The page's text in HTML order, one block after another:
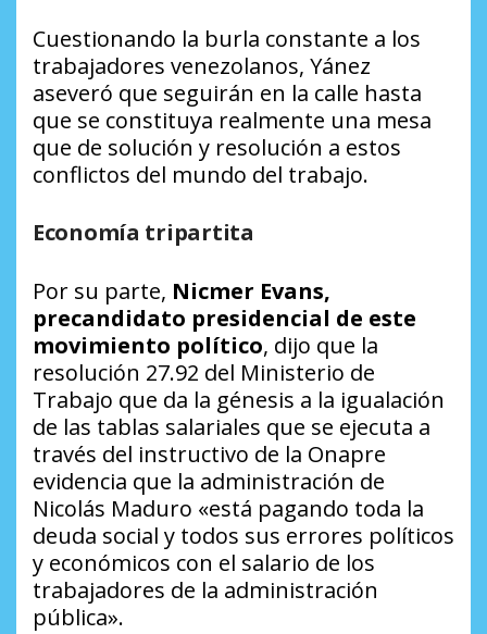
Cuestionando la burla constante a los
trabajadores venezolanos, Yánez
aseveró que seguirán en la calle hasta
que se constituya realmente una mesa
que de solución y resolución a estos
conflictos del mundo del trabajo.
Economía tripartita
Por su parte, Nicmer Evans,
precandidato presidencial de este
movimiento político, dijo que la
resolución 27.92 del Ministerio de
Trabajo que da la génesis a la igualación
de las tablas salariales que se ejecuta a
través del instructivo de la Onapre
evidencia que la administración de
Nicolás Maduro «está pagando toda la
deuda social y todos sus errores políticos
y económicos con el salario de los
trabajadores de la administración
pública».